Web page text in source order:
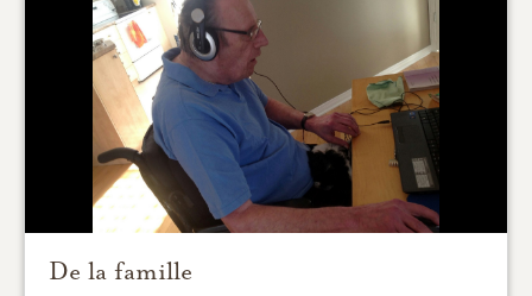
De la famille